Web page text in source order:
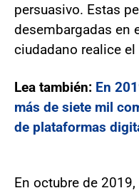
persuasivo. Estas
desembargadas en
ciudadano realice
Lea también: En
más de siete mil
de plataformas
En octubre de 2019,